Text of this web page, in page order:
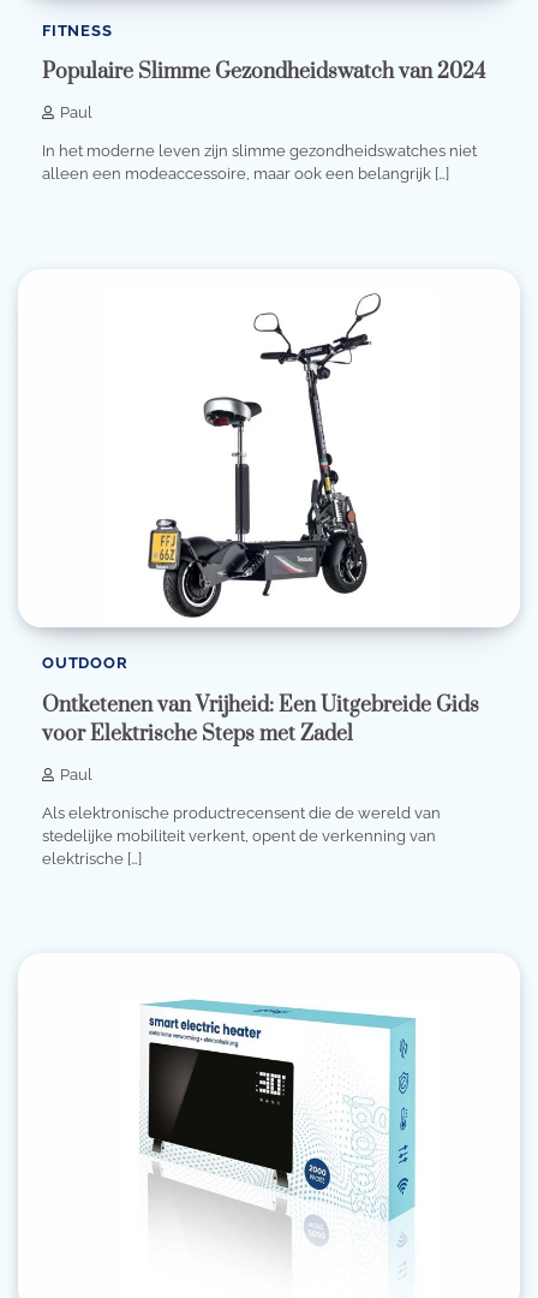
FITNESS
Populaire Slimme Gezondheidswatch van 2024
Paul
In het moderne leven zijn slimme gezondheidswatches niet
alleen een modeaccessoire, maar ook een belangrijk […]
OUTDOOR
Ontketenen van Vrijheid: Een Uitgebreide Gids
voor Elektrische Steps met Zadel
Paul
Als elektronische productrecensent die de wereld van
stedelijke mobiliteit verkent, opent de verkenning van
elektrische […]